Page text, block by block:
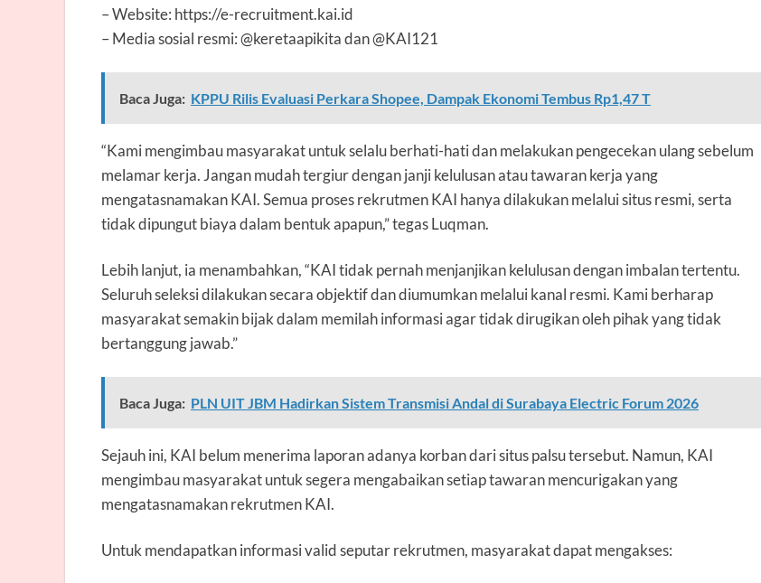
– Website: https://e-recruitment.kai.id
– Media sosial resmi: @keretaapikita dan @KAI121
Baca Juga: KPPU Rilis Evaluasi Perkara Shopee, Dampak Ekonomi Tembus Rp1,47 T
“Kami mengimbau masyarakat untuk selalu berhati-hati dan melakukan pengecekan ulang sebelum
melamar kerja. Jangan mudah tergiur dengan janji kelulusan atau tawaran kerja yang
mengatasnamakan KAI. Semua proses rekrutmen KAI hanya dilakukan melalui situs resmi, serta
tidak dipungut biaya dalam bentuk apapun,” tegas Luqman.
Lebih lanjut, ia menambahkan, “KAI tidak pernah menjanjikan kelulusan dengan imbalan tertentu.
Seluruh seleksi dilakukan secara objektif dan diumumkan melalui kanal resmi. Kami berharap
masyarakat semakin bijak dalam memilah informasi agar tidak dirugikan oleh pihak yang tidak
bertanggung jawab.”
Baca Juga: PLN UIT JBM Hadirkan Sistem Transmisi Andal di Surabaya Electric Forum 2026
Sejauh ini, KAI belum menerima laporan adanya korban dari situs palsu tersebut. Namun, KAI
mengimbau masyarakat untuk segera mengabaikan setiap tawaran mencurigakan yang
mengatasnamakan rekrutmen KAI.
Untuk mendapatkan informasi valid seputar rekrutmen, masyarakat dapat mengakses: